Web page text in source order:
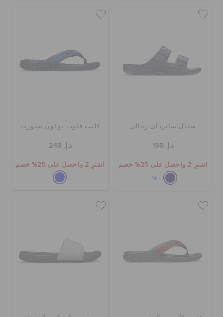
صندل ساترداي رجالي
د.إ. 199
اشترِ 2 واحصل على 25% خصم
+1
فليب فلوب يوكون سبورت
د.إ. 249
اشترِ 2 واحصل على 25% خصم